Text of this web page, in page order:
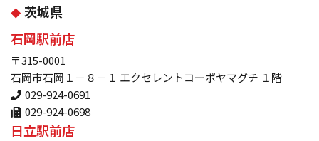
茨城県
石岡駅前店
〒315-0001
石岡市石岡１－８－１ エクセレントコーポヤマグチ １階
029-924-0691
029-924-0698
日立駅前店